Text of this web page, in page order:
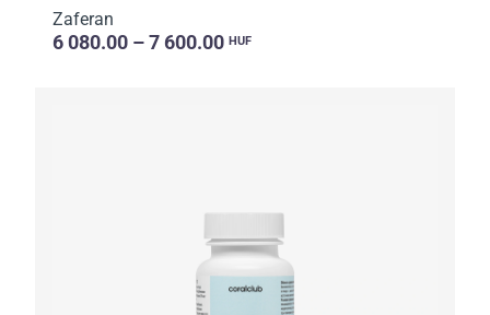
Zaferan
6 080.00 – 7 600.00 HUF